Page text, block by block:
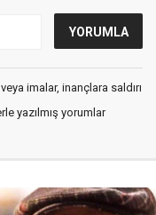
imalar, inançlara saldırı
yazılmış yorumlar